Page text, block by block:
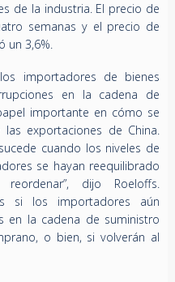
de la industria. El precio de
semanas y el precio de
un 3,6%.
importadores de bienes
en la cadena de
importante en cómo se
exportaciones de China.
cuando los niveles de
se hayan reequilibrado
dijo Roeloffs.
si los importadores aún
en la cadena de suministro
o bien, si volverán al